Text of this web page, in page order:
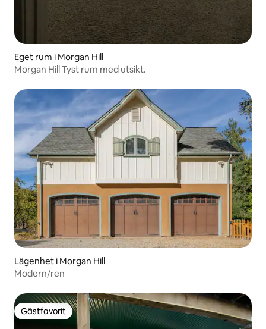
Eget rum i Morgan Hill
Morgan Hill Tyst rum med utsikt.
Lägenhet i Morgan Hill
Modern/ren
Gästfavorit
Gästfavorit